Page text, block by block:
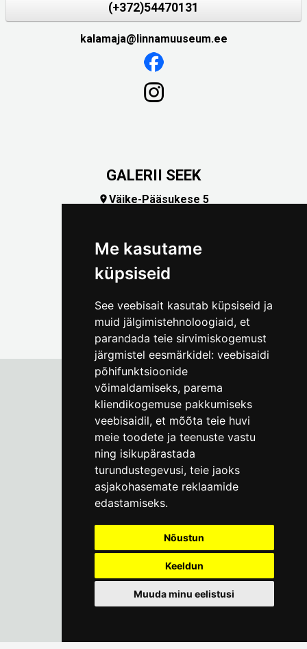
Me kasutame
küpsiseid
See veebisait kasutab küpsiseid ja
muid jälgimistehnoloogiaid, et
parandada teie sirvimiskogemust
järgmistel eesmärkidel: veebisaidi
põhifunktsioonide
võimaldamiseks, parema
kliendikogemuse pakkumiseks
veebisaidil, et mõõta teie huvi
meie toodete ja teenuste vastu
ning isikupärastada
turundustegevusi, teie jaoks
asjakohasemate reklaamide
edastamiseks.
Nõustun
Keeldun
Muuda minu eelistusi
(+372)54470131
kalamaja@linnamuuseum.ee
GALERII SEEK
Väike-Pääsukese 5
Tallinna Linnamuuseum
Vene 17
E-R kell 9-17(+372) 610 4178
info@linnamuuseum.ee
Küpsisepoliitika